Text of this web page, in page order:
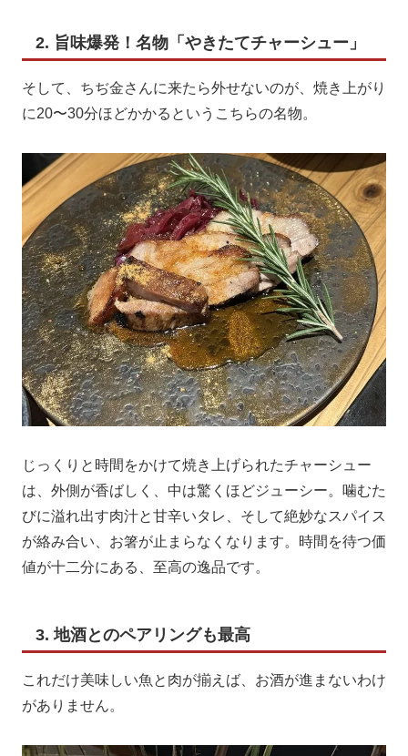
2. 旨味爆発！名物「やきたてチャーシュー」
そして、ちぢ金さんに来たら外せないのが、焼き上がり
に20〜30分ほどかかるというこちらの名物。
じっくりと時間をかけて焼き上げられたチャーシュー
は、外側が香ばしく、中は驚くほどジューシー。噛むた
びに溢れ出す肉汁と甘辛いタレ、そして絶妙なスパイス
が絡み合い、お箸が止まらなくなります。時間を待つ価
値が十二分にある、至高の逸品です。
3. 地酒とのペアリングも最高
これだけ美味しい魚と肉が揃えば、お酒が進まないわけ
がありません。